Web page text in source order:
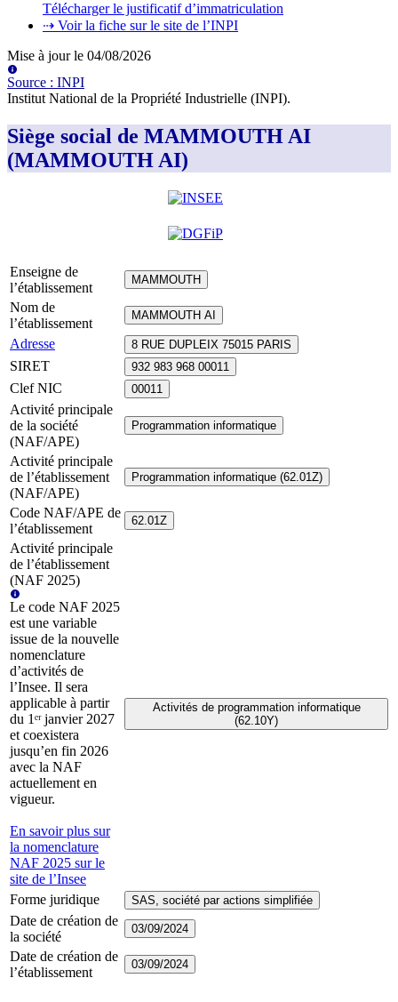
Télécharger le justificatif d’immatriculation
⇢ Voir la fiche sur le site de l’INPI
Mise à jour le 04/08/2026
Source : INPI
Institut National de la Propriété Industrielle (INPI).
Siège social de MAMMOUTH AI
(MAMMOUTH AI)
Enseigne de
l’établissement
MAMMOUTH
Nom de
l’établissement
MAMMOUTH AI
Adresse 8 RUE DUPLEIX 75015 PARIS
SIRET 932 983 968 00011
Clef NIC 00011
Activité principale
de la société
(NAF/APE)
Programmation informatique
Activité principale
de l’établissement
(NAF/APE)
Programmation informatique (62.01Z)
Code NAF/APE de
l’établissement
62.01Z
Activité principale
de l’établissement
(NAF 2025)
Le code NAF 2025
est une variable
issue de la nouvelle
nomenclature
d’activités de
l’Insee. Il sera
applicable à partir
du 1ᵉʳ janvier 2027
et coexistera
jusqu’en fin 2026
avec la NAF
actuellement en
vigueur.
En savoir plus sur
la nomenclature
NAF 2025 sur le
site de l’Insee
Activités de programmation informatique
(62.10Y)
Forme juridique SAS, société par actions simplifiée
Date de création de
la société
03/09/2024
Date de création de
l’établissement
03/09/2024